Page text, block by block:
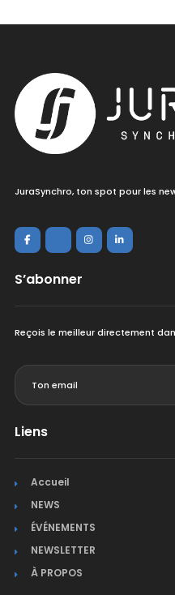
JuraSynchro, ton spot pour les
S’abonner
Reçois le meilleur directement
Liens
Accueil
NEWS
ÉVÉNEMENTS
NEWSLETTER
À PROPOS